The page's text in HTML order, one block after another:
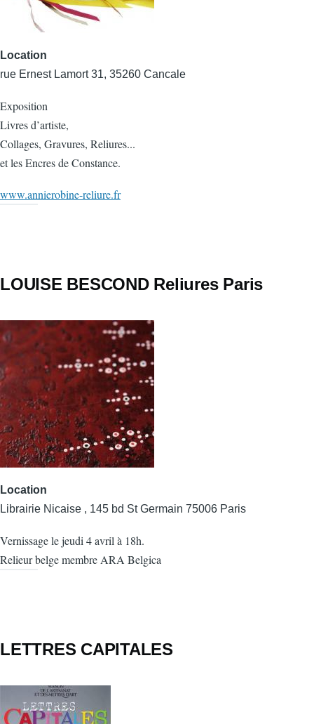
Location
rue Ernest Lamort 31, 35260 Cancale
Exposition
Livres d’artiste,
Collages, Gravures, Reliures...
et les Encres de Constance.
www.annierobine-reliure.fr
LOUISE BESCOND Reliures Paris
Location
Librairie Nicaise , 145 bd St Germain 75006 Paris
Vernissage le jeudi 4 avril à 18h.
Relieur belge membre ARA Belgica
LETTRES CAPITALES